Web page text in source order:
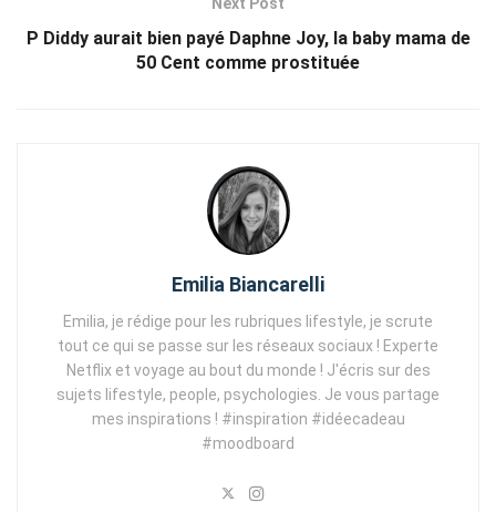
P Diddy aurait bien payé Daphne Joy, la baby mama de
50 Cent comme prostituée
Emilia Biancarelli
Emilia, je rédige pour les rubriques lifestyle, je scrute
tout ce qui se passe sur les réseaux sociaux ! Experte
Netflix et voyage au bout du monde ! J'écris sur des
sujets lifestyle, people, psychologies. Je vous partage
mes inspirations ! #inspiration #idéecadeau
#moodboard